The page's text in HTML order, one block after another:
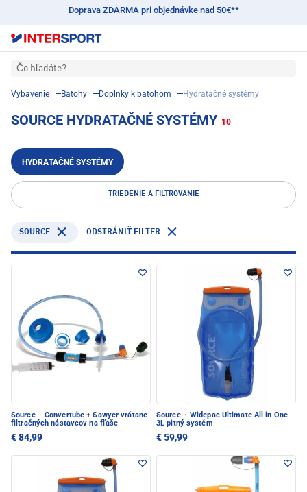
Doprava ZDARMA pri objednávke nad 50€**
Čo hľadáte?
Vybavenie Batohy Doplnky k batohom Hydratačné systémy
SOURCE HYDRATAČNÉ SYSTÉMY 10
HYDRATAČNÉ SYSTÉMY
TRIEDENIE A FILTROVANIE
SOURCE ODSTRÁNIŤ FILTER
Source · Convertube + Sawyer vrátane
filtračných nástavcov na fľaše
€ 84,99
Source · Widepac Ultimate All in One
3L pitný systém
€ 59,99